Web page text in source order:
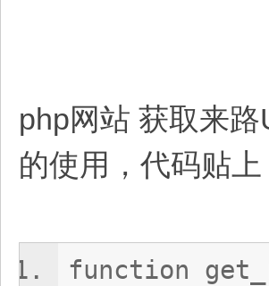
php网站 获取来
的使用，代码贴上
function